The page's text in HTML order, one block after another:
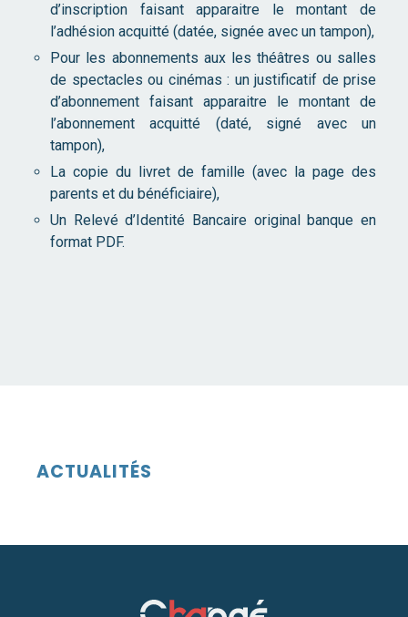
d’inscription faisant apparaitre le montant de
l’adhésion acquitté (datée, signée avec un tampon),
Pour les abonnements aux les théâtres ou salles
de spectacles ou cinémas : un justificatif de prise
d’abonnement faisant apparaitre le montant de
l’abonnement acquitté (daté, signé avec un
tampon),
La copie du livret de famille (avec la page des
parents et du bénéficiaire),
Un Relevé d’Identité Bancaire original banque en
format PDF.
ACTUALITÉS